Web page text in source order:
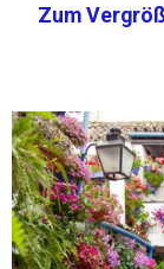
Zum